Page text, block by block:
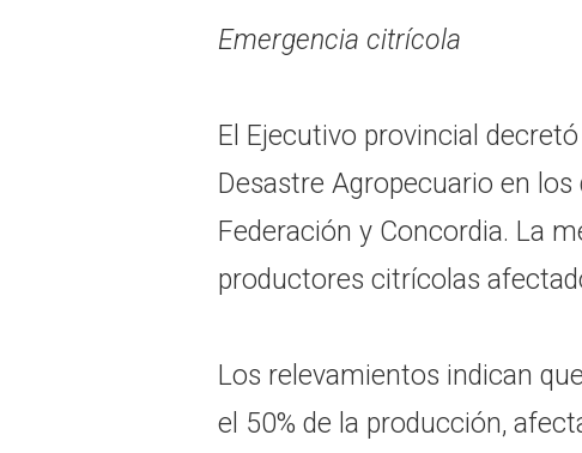
Emergencia citrícola
El Ejecutivo provincial
Desastre Agropecuario en
Federación y Concordia. La
productores citrícolas
Los relevamientos indican
el 50% de la producción,